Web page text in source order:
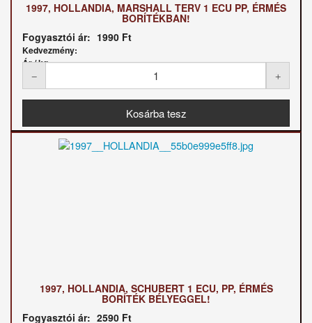
1997, HOLLANDIA, MARSHALL TERV 1 ECU PP, ÉRMÉS
BORÍTÉKBAN!
Fogyasztói ár: 1990 Ft
Kedvezmény:
Ár / kg:
1997, HOLLANDIA, SCHUBERT 1 ECU, PP, ÉRMÉS
BORÍTÉK BÉLYEGGEL!
Fogyasztói ár: 2590 Ft